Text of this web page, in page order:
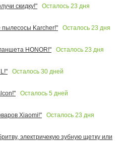
скидку!"
Осталось 23 дня
Karcher!"
Осталось 23 дня
HONOR!"
Осталось 23 дня
Осталось 30 дней
Осталось 5 дней
Xiaomi!"
Осталось 23 дня
электричекую зубную щетку или